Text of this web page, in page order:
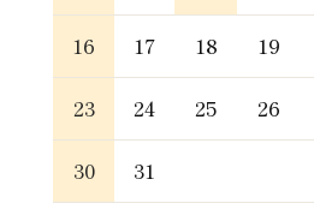
16 17 18 19
23 24 25 26
30 31